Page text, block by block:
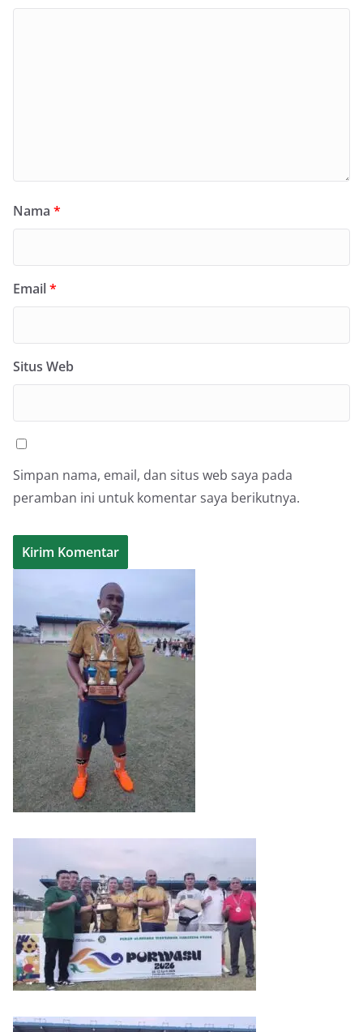
Nama *
Email*
Situs Web
Simpan nama, email, dan situs web saya pada
peramban ini untuk komentar saya berikutnya.